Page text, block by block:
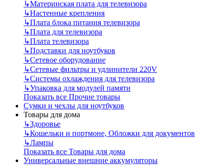
↳Материнская плата для телевизора
↳Настенные крепления
↳Плата блока питания телевизора
↳Плата для телевизора
↳Плата телевизора
↳Подставки для ноутбуков
↳Сетевое оборудование
↳Сетевые фильтры и удлинители 220V
↳Системы охлаждения для телевизора
↳Упаковка для модулей памяти
Показать все Прочие товары
Сумки и чехлы для ноутбуков
Товары для дома
↳Здоровье
↳Кошельки и портмоне, Обложки для документов
↳Лампы
Показать все Товары для дома
Универсальные внешние аккумуляторы